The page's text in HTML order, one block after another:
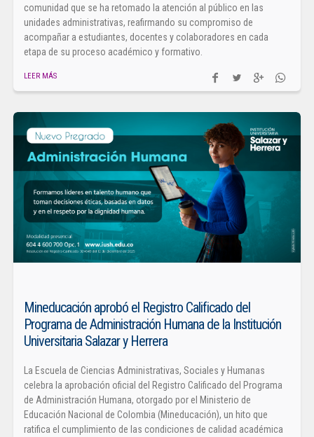
comunidad que se ha retomado la atención al público en las
unidades administrativas, reafirmando su compromiso de
acompañar a estudiantes, docentes y colaboradores en cada
etapa de su proceso académico y formativo.
LEER MÁS
Mineducación aprobó el Registro Calificado del
Programa de Administración Humana de la Institución
Universitaria Salazar y Herrera
La Escuela de Ciencias Administrativas, Sociales y Humanas
celebra la aprobación oficial del Registro Calificado del Programa
de Administración Humana, otorgado por el Ministerio de
Educación Nacional de Colombia (Mineducación), un hito que
ratifica el cumplimiento de las condiciones de calidad académica